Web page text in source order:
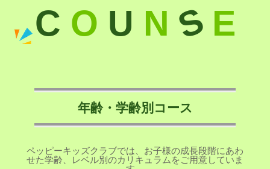
C O U N S E
年齢・学齢別コース
ペッピーキッズクラブでは、お子様の成長段階にあわ
せた学齢、レベル別のカリキュラムをご用意していま